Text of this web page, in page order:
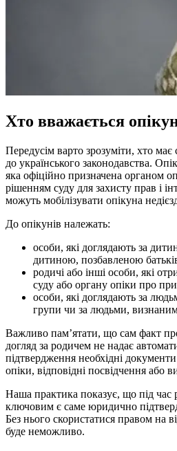
Хто вважається
Передусім варто зрозуміти, хто має
до українського законодавства.
яка офіційно призначена органом
рішенням суду для захисту прав і
можуть мобілізувати опікуна
До опікунів належать:
особи, які доглядають за
дитиною, позбавленою
родичі або інші особи, які
суду або органу опіки про
особи, які доглядають за
групи чи за людьми,
Важливо пам’ятати, що сам факт
догляд за родичем не надає
підтвердження необхідні
опіки, відповідні посвідчення або
Наша практика показує, що під час
ключовим є саме юридично
Без нього скористатися правом на
буде неможливо.